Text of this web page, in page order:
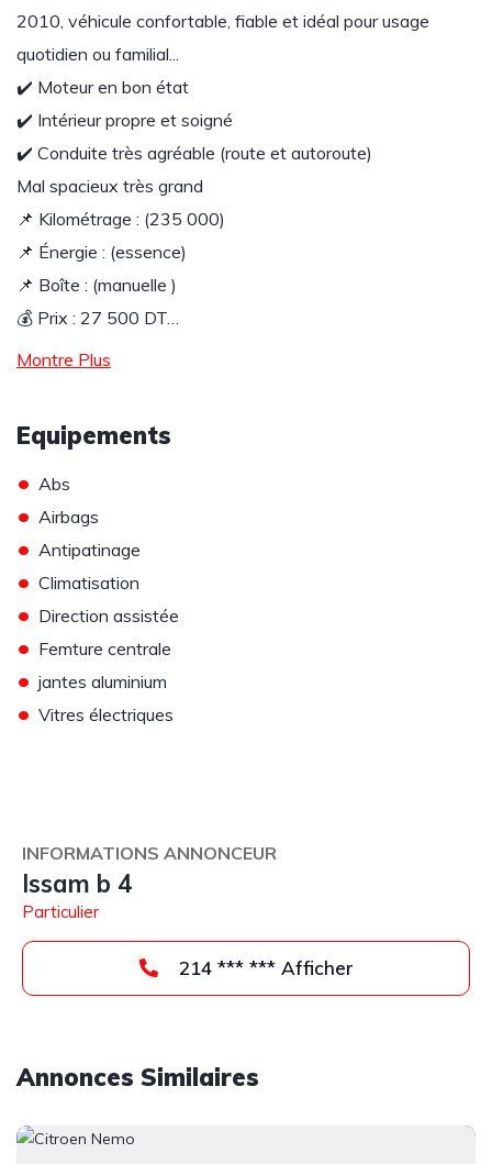
2010, véhicule confortable, fiable et idéal pour usage
quotidien ou familial...
✔️ Moteur en bon état
✔️ Intérieur propre et soigné
✔️ Conduite très agréable (route et autoroute)
Mal spacieux très grand
📌 Kilométrage : (235 000)
📌 Énergie : (essence)
📌 Boîte : (manuelle )
💰 Prix : 27 500 DT…
Montre Plus
Equipements
• Abs
• Airbags
• Antipatinage
• Climatisation
• Direction assistée
• Femture centrale
• jantes aluminium
• Vitres électriques
INFORMATIONS ANNONCEUR
Issam b 4
Particulier
214 *** *** Afficher
Annonces Similaires